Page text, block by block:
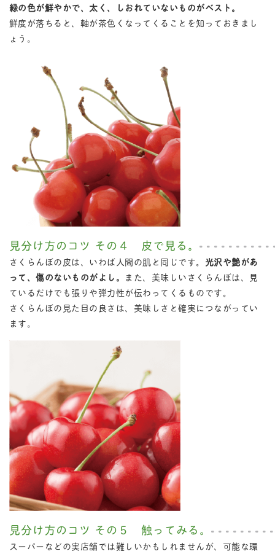
緑の色が鮮やかで、太く、しおれていないものがベスト。
鮮度が落ちると、軸が茶色くなってくることを知っておきまし
ょう。
見分け方のコツ その４ 皮で見る。
さくらんぼの皮は、いわば人間の肌と同じです。 光沢や艶があ
って、傷のないものがよし。 また、美味しいさくらんぼは、見
ているだけでも張りや弾力性が伝わってくるものです。
さくらんぼの見た目の良さは、美味しさと確実につながってい
ます。
見分け方のコツ その５ 触ってみる。
スーパーなどの実店舗では難しいかもしれませんが、可能な環